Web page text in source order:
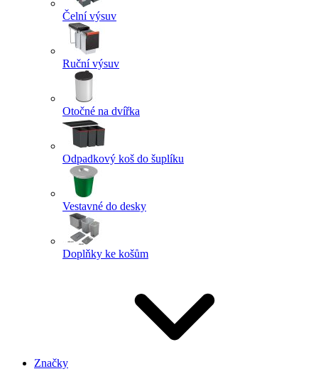
Čelní výsuv
Ruční výsuv
Otočné na dvířka
Odpadkový koš do šuplíku
Vestavné do desky
Doplňky ke košům
Značky